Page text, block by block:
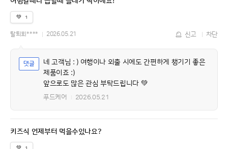
💚 1
탈퇴회**** 2026.05.21 신고 차단
네 고객님 : ) 여행이나 외출 시에도 간편하게 챙기기 좋은
제품이죠 :)
앞으로도 많은 관심 부탁드립니다 💚
푸드케어 2026.05.21
키즈식 언제부터 먹을수있나요?
1